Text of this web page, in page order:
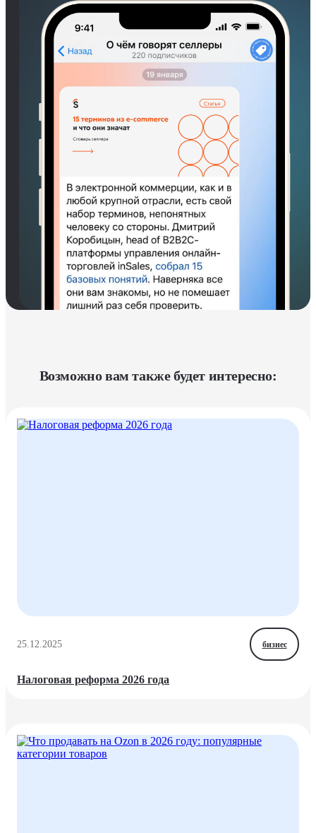
Возможно вам также будет интересно:
25.12.2025 бизнес
Налоговая реформа 2026 года